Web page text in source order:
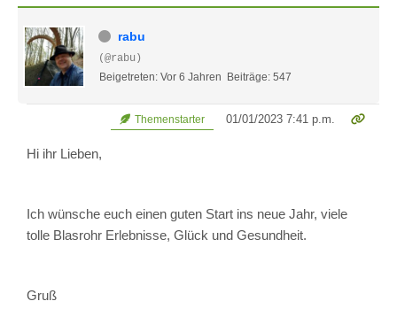
rabu
(@rabu)
Beigetreten: Vor 6 Jahren Beiträge: 547
Themenstarter 01/01/2023 7:41 p.m.
Hi ihr Lieben,
Ich wünsche euch einen guten Start ins neue Jahr, viele
tolle Blasrohr Erlebnisse, Glück und Gesundheit.
Gruß